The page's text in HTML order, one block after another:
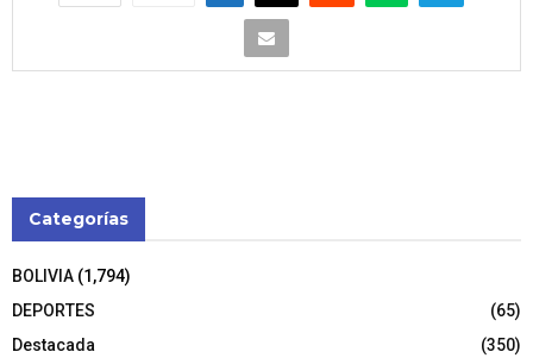
Categorías
BOLIVIA (1,794)
DEPORTES
(65)
Destacada
(350)